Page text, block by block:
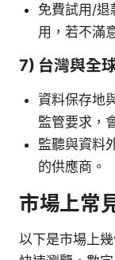
免費試用/退
用，若不滿
7) 台灣與全
資料保存地
監管要求，
監聽與資料
的供應商。
市場上常
以下是市場上